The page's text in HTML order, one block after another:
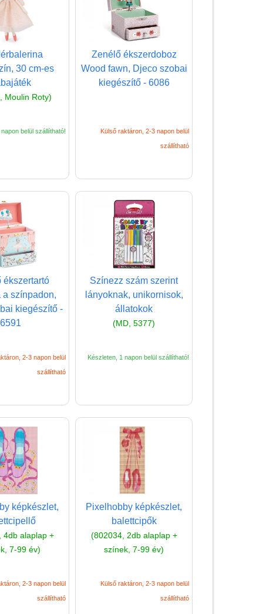
30 cm-es
Moulin Roty)
belül szállítható!
Zenélő ékszerdoboz
Wood fawn, Djeco szobai
kiegészítő - 6086
Külső raktáron, 2-3 napon belül
szállítható
ékszertartó
a színpadon,
kiegészítő -
6591
2-3 napon belül
szállítható
Színezz szám szerint
lányoknak, unikornisok,
állatokok
(MD, 5377)
Készleten, 1 napon belül szállítható!
képkészlet,
4db alaplap +
7-99 év)
2-3 napon belül
szállítható
Pixelhobby képkészlet,
balettcipők
(802034, 2db alaplap +
színek, 7-99 év)
Külső raktáron, 2-3 napon belül
szállítható
Spiegelburg játékok
Strandjátékok
Szerelés, barkácsolás, kerti
kalandozás
Szerepjáték
Társasjáték
Úti játékok, Utazó játékok
Ügyességi játékok
CSAK NÁLUNK - Egyedi
játékok
Vélemények
Adatkezelés
ÁSZF
5%-os törzsvásárlói
kedvezmény